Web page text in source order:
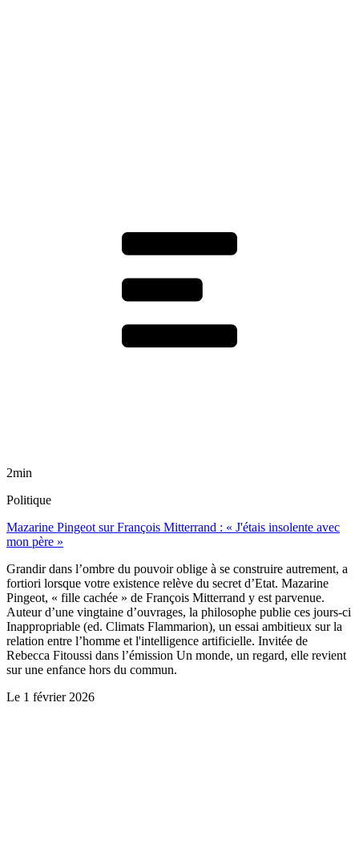
2min
Politique
Mazarine Pingeot sur François Mitterrand : « J'étais insolente avec
mon père »
Grandir dans l’ombre du pouvoir oblige à se construire autrement, a
fortiori lorsque votre existence relève du secret d’Etat. Mazarine
Pingeot, « fille cachée » de François Mitterrand y est parvenue.
Auteur d’une vingtaine d’ouvrages, la philosophe publie ces jours-ci
Inappropriable (ed. Climats Flammarion), un essai ambitieux sur la
relation entre l’homme et l'intelligence artificielle. Invitée de
Rebecca Fitoussi dans l’émission Un monde, un regard, elle revient
sur une enfance hors du commun.
Le 1 février 2026